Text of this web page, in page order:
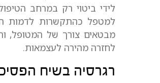
לידי ביטוי רק במרחב
למטפל כהתקשרות לדמות
מבטאים צורך של המטופל,
לחזרה מהירה לעצמאות.
רגרסיה בשיח